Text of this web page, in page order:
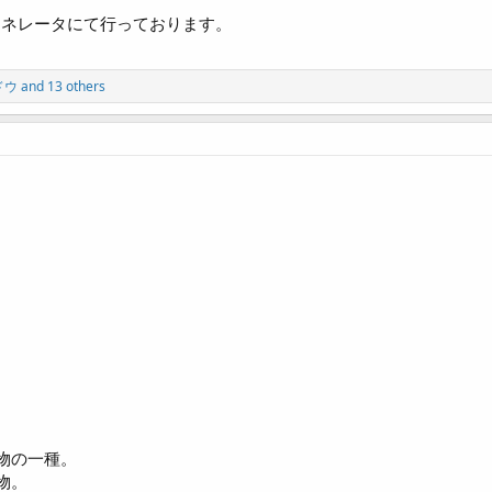
レータにて行っております。
ウ and 13 others
一種。